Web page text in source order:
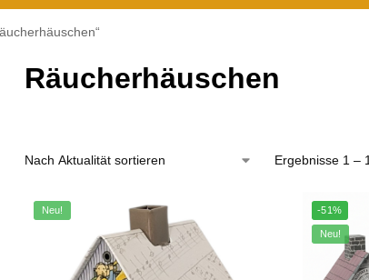
Räucherhäuschen
Ergebnisse 1 –
Neu! -51%
Neu!